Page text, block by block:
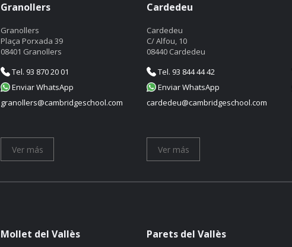
Granollers
Granollers
Plaça Porxada 39
08401 Granollers
Tel. 93 870 20 01
Enviar WhatsApp
granollers@cambridgeschool.com
Ver más
Cardedeu
Cardedeu
C/ Alfou, 10
08440 Cardedeu
Tel. 93 844 44 42
Enviar WhatsApp
cardedeu@cambridgeschool.com
Ver más
Mollet del Vallès Parets del Vallès